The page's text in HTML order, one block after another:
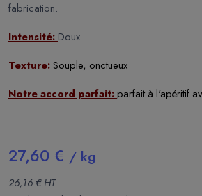
fabrication.
Intensité: Doux
Texture:Souple, onctueux
Notre accord parfait: parfait à l'apéritif
27,60 € / kg
26,16 € HT